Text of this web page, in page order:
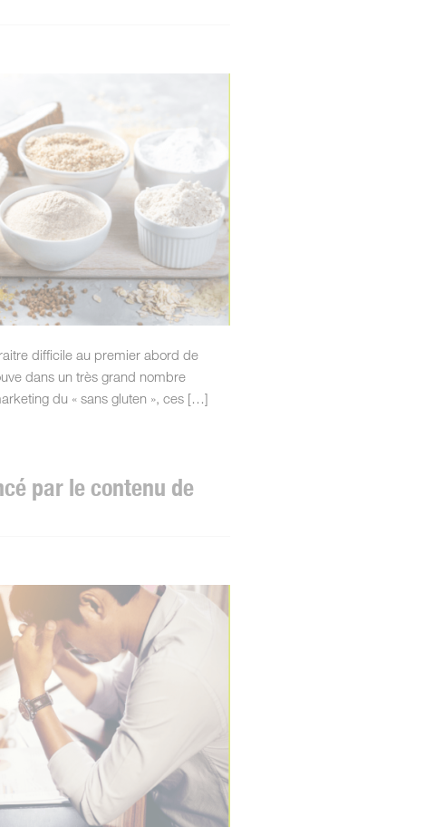
difficile au premier abord de
dans un très grand nombre
du « sans gluten », ces […]
par le contenu de